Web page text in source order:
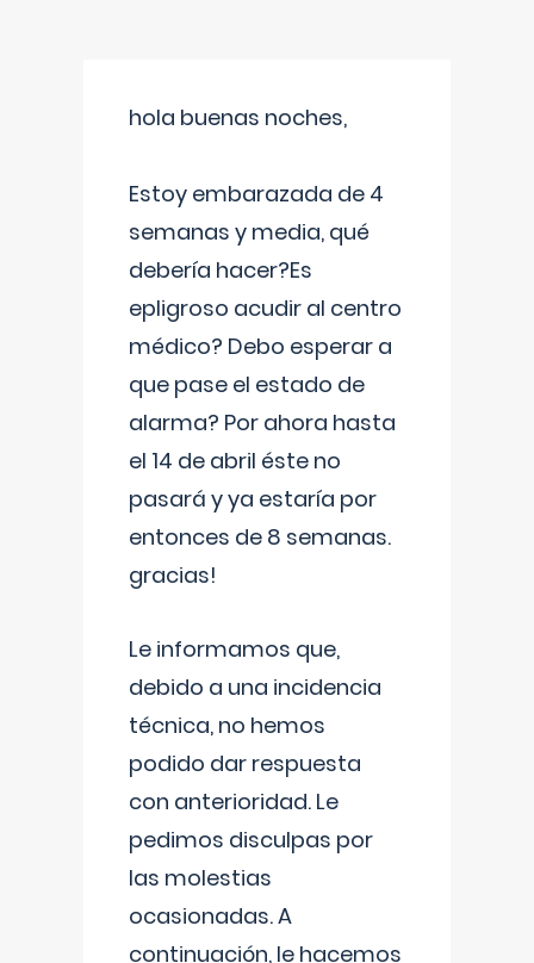
hola buenas noches,
Estoy embarazada de 4
semanas y media, qué
debería hacer?Es
epligroso acudir al centro
médico? Debo esperar a
que pase el estado de
alarma? Por ahora hasta
el 14 de abril éste no
pasará y ya estaría por
entonces de 8 semanas.
gracias!
Le informamos que,
debido a una incidencia
técnica, no hemos
podido dar respuesta
con anterioridad. Le
pedimos disculpas por
las molestias
ocasionadas. A
continuación, le hacemos